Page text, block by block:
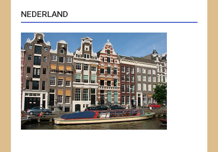
NEDERLAND